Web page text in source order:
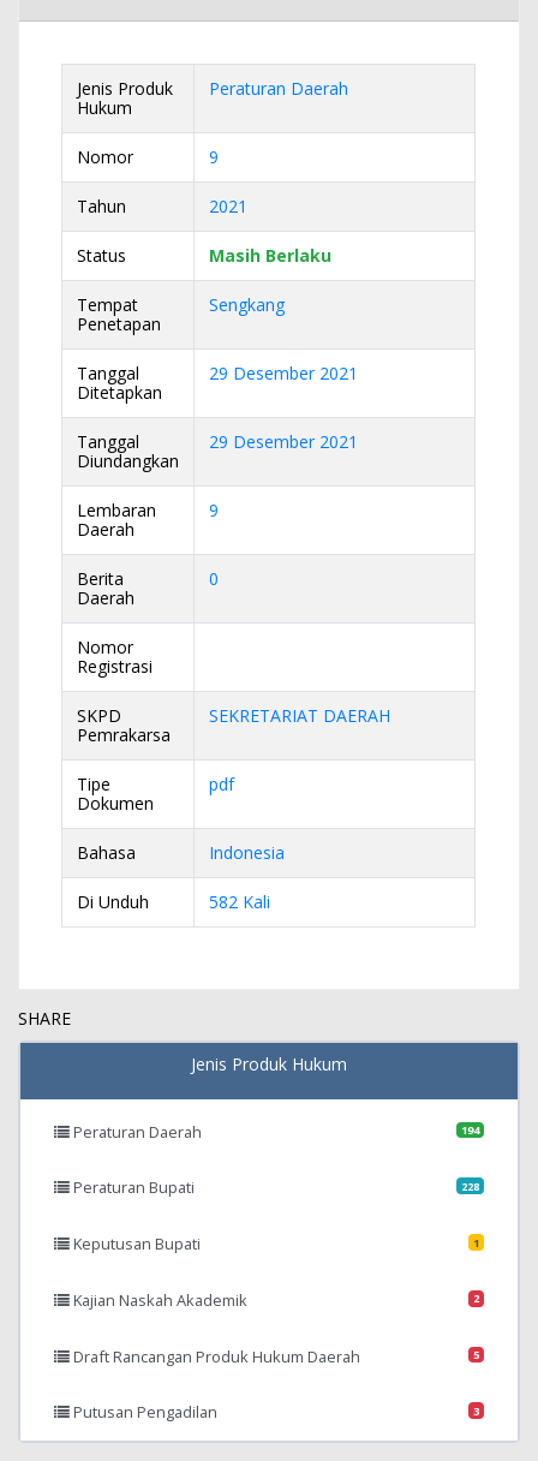
Jenis Produk
Hukum
Peraturan Daerah
Nomor 9
Tahun 2021
Status Masih Berlaku
Tempat
Penetapan
Sengkang
Tanggal
Ditetapkan
29 Desember 2021
Tanggal
Diundangkan
29 Desember 2021
Lembaran
Daerah
9
Berita
Daerah
0
Nomor
Registrasi
SKPD
Pemrakarsa
SEKRETARIAT DAERAH
Tipe
Dokumen
pdf
Bahasa Indonesia
Di Unduh 582 Kali
SHARE
Jenis Produk Hukum
Peraturan Daerah 194
Peraturan Bupati 228
Keputusan Bupati 1
Kajian Naskah Akademik 2
Draft Rancangan Produk Hukum Daerah 5
Putusan Pengadilan 3